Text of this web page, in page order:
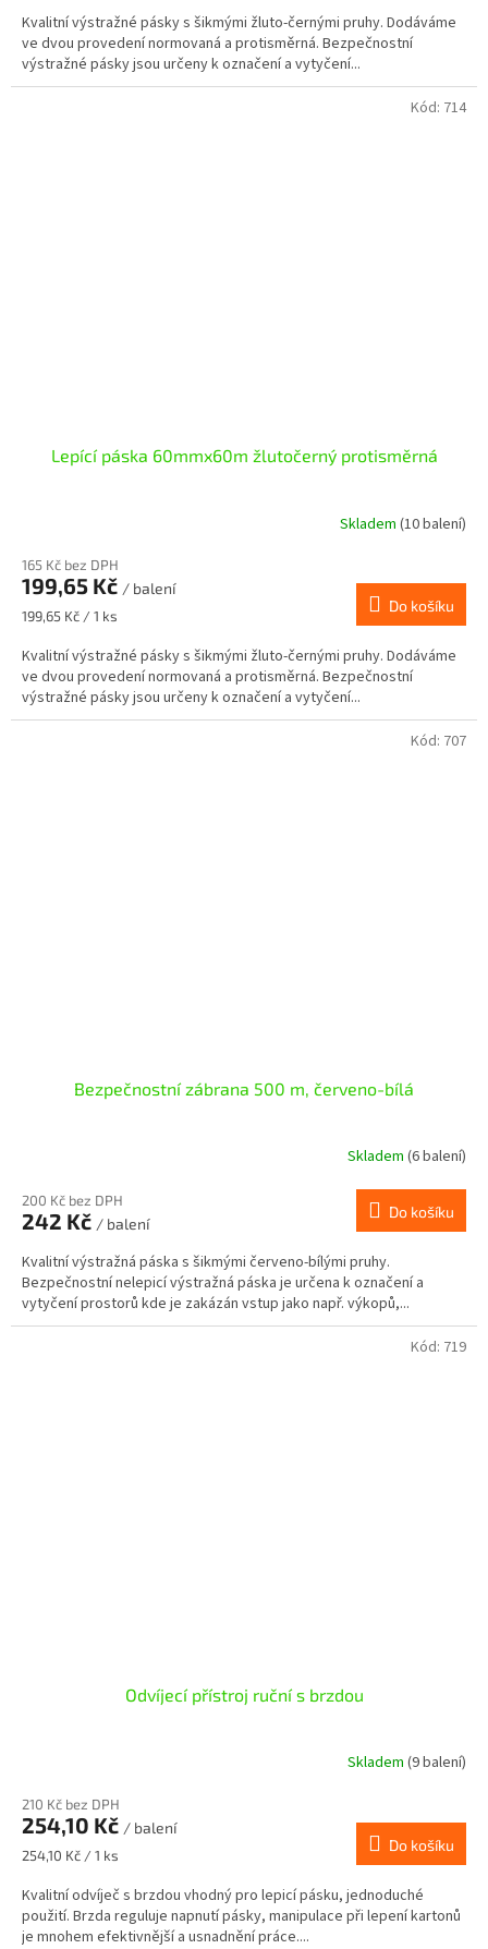
Kvalitní výstražné pásky s šikmými žluto-černými pruhy. Dodáváme
ve dvou provedení normovaná a protisměrná. Bezpečnostní
výstražné pásky jsou určeny k označení a vytyčení...
Lepící páska 60mmx60m žlutočerný protisměrná
Skladem (10 balení)
165 Kč bez DPH
199,65 Kč / balení
Měrná
199,65 Kč / 1 ks
Do košíku
Kvalitní výstražné pásky s šikmými žluto-černými pruhy. Dodáváme
ve dvou provedení normovaná a protisměrná. Bezpečnostní
výstražné pásky jsou určeny k označení a vytyčení...
Kód: 714
Bezpečnostní zábrana 500 m, červeno-bílá
Skladem (6 balení)
200 Kč bez DPH
242 Kč / balení
Do košíku
Kvalitní výstražná páska s šikmými červeno-bílými pruhy.
Bezpečnostní nelepicí výstražná páska je určena k označení a
vytyčení prostorů kde je zakázán vstup jako např. výkopů,...
Kód: 707
Odvíjecí přístroj ruční s brzdou
Skladem (9 balení)
210 Kč bez DPH
254,10 Kč / balení
Měrná
254,10 Kč / 1 ks
Do košíku
Kvalitní odvíječ s brzdou vhodný pro lepicí pásku, jednoduché
použití. Brzda reguluje napnutí pásky, manipulace při lepení kartonů
je mnohem efektivnější a usnadnění práce....
Kód: 719